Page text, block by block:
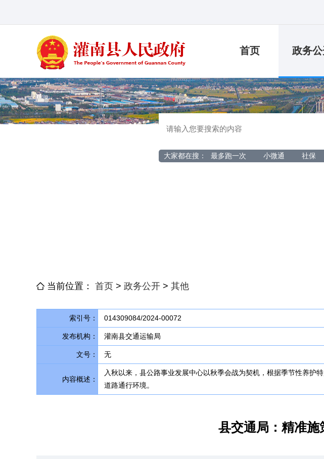
首页 政务
大家都在搜： 最多跑一次 小微通 社保
当前位置： 首页 > 政务公开 > 其他
索引号： 014309084/2024-00072
发布机构： 灌南县交通运输局
文号： 无
内容概述：
入秋以来，县公路事业发展中心以秋季会战为契机，根据季节性养护
道路通行环境。
县交通局：精准施